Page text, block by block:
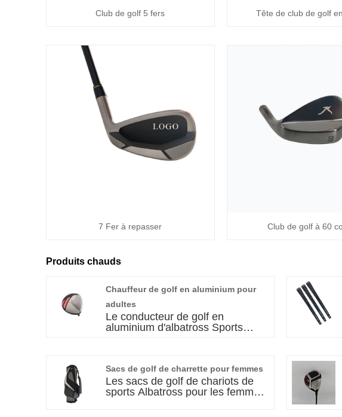
Club de golf 5 fers Tête de club de golf
7 Fer à repasser Club de golf à 60
Produits chauds
Chauffeur de golf en aluminium pour
adultes
Le conducteur de golf en
aluminium d'albatross Sports
de poids pour fournir un maximum
de puissance et de contrôle pour
votre swing. Fabriqué avec un
Sacs de golf de charrette pour femmes
Les sacs de golf de chariots de
sports Albatross pour les femmes